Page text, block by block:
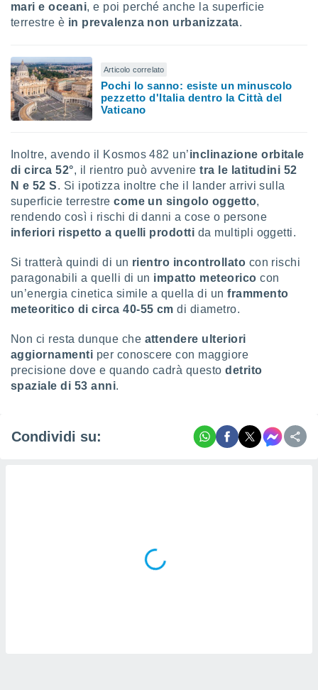
o la
di
e
per la
dei
del
delle
dei
nostri
mari e oceani, e poi perché anche la superficie
terrestre è in prevalenza non urbanizzata.
Articolo correlato
Pochi lo sanno: esiste un minuscolo
pezzetto d'Italia dentro la Città del
Vaticano
Inoltre, avendo il Kosmos 482 un’inclinazione orbitale
di circa 52°, il rientro può avveniretra le latitudini 52
N e 52 S. Si ipotizza inoltre che il lander arrivi sulla
superficie terrestrecome un singolo oggetto,
rendendo così i rischi di danni a cose o persone
inferiori rispetto a quelli prodotti da multipli oggetti.
Si tratterà quindi di un rientro incontrollato con rischi
paragonabili a quelli di un impatto meteorico con
un’energia cinetica simile a quella di unframmento
meteoritico di circa 40-55 cm di diametro.
Non ci resta dunque che attendere ulteriori
aggiornamenti per conoscere con maggiore
precisione dove e quando cadrà questodetrito
spaziale di 53 anni.
Condividi su: